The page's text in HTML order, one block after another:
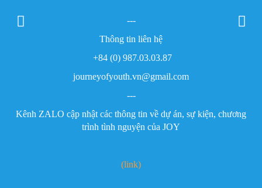
---
Thông tin liên hệ
+84 (0) 987.03.03.87
journeyofyouth.vn@gmail.com
---
Kênh ZALO cập nhật các thông tin về dự án, sự kiện, chương
trình tình nguyện của JOY
(link)